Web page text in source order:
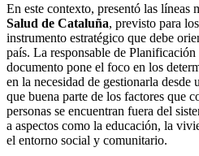
En este contexto, presentó las líneas
Salud de Cataluña, previsto para
instrumento estratégico que debe
país. La responsable de
documento pone el foco en los
en la necesidad de gestionarla desde
que buena parte de los factores que
personas se encuentran fuera del
a aspectos como la educación, la
el entorno social y comunitario.